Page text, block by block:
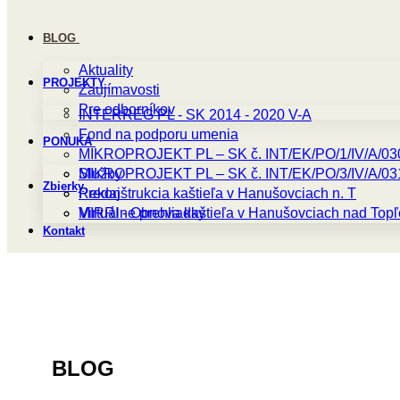
BLOG
Aktuality
Zaujímavosti
Pre odborníkov
PROJEKTY
INTERREG PL - SK 2014 - 2020 V-A
Fond na podporu umenia
MIKROPROJEKT PL – SK č. INT/EK/PO/1/IV/A/
MIKROPROJEKT PL – SK č. INT/EK/PO/3/IV/A/
Rekonštrukcia kaštieľa v Hanušovciach n. T
MIRRI - Obnova kaštieľa v Hanušovciach nad
PONUKA
Služby
Predaj
Virtuálne prehliadky
Zbierky
Kontakt
BLOG